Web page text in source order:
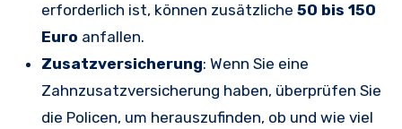
erforderlich ist, können zusätzliche 50 bis 150
Euro anfallen.
Zusatzversicherung: Wenn Sie eine
Zahnzusatzversicherung haben, überprüfen Sie
die Policen, um herauszufinden, ob und wie viel